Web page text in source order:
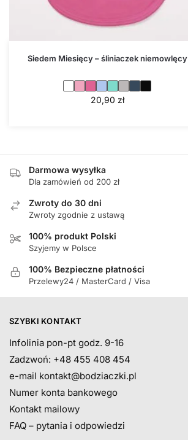
Siedem Miesięcy – śliniaczek niemowlęcy
20,90 zł
Darmowa wysyłka
Dla zamówień od 200 zł
Zwroty do 30 dni
Zwroty zgodnie z ustawą
100% produkt Polski
Szyjemy w Polsce
100% Bezpieczne płatności
Przelewy24 / MasterCard / Visa
SZYBKI KONTAKT
Infolinia pon-pt godz. 9-16
Zadzwoń: +48 455 408 454
e-mail kontakt@bodziaczki.pl
Numer konta bankowego
Kontakt mailowy
FAQ – pytania i odpowiedzi